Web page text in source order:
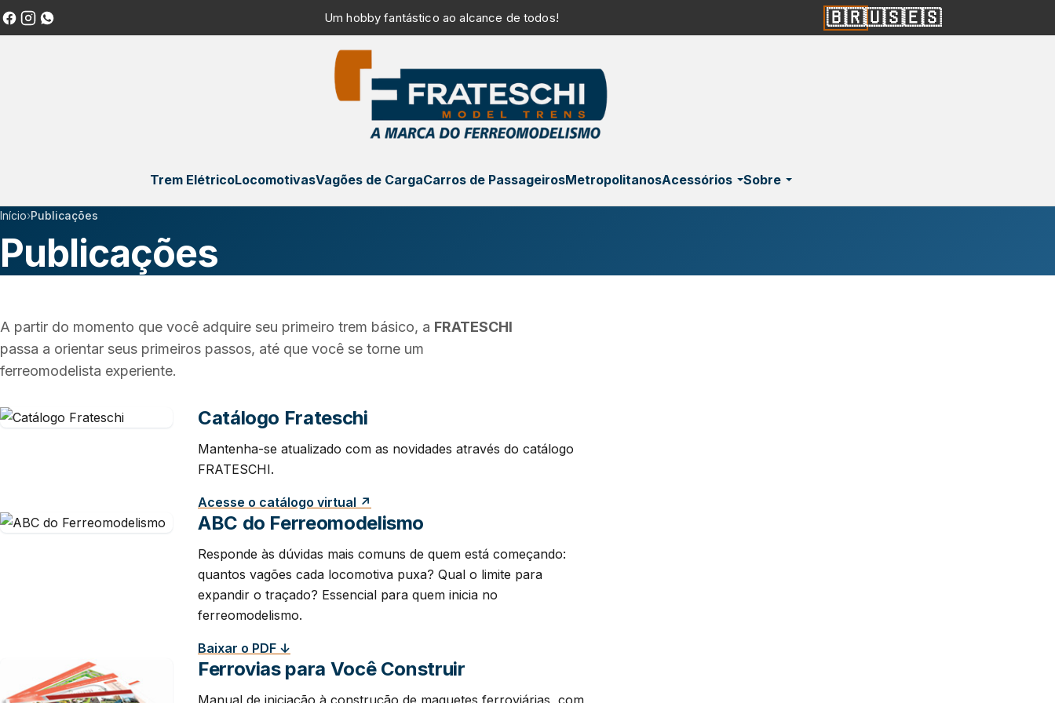
Um hobby fantástico ao alcance de todos! 🇧🇷🇺🇸🇪🇸
Trem ElétricoLocomotivasVagões de CargaCarros de PassageirosMetropolitanosAcessórios Sobre
Início›Publicações
Publicações
A partir do momento que você adquire seu primeiro trem básico, a FRATESCHI
passa a orientar seus primeiros passos, até que você se torne um
ferreomodelista experiente.
Catálogo Frateschi
Mantenha-se atualizado com as novidades através do catálogo
FRATESCHI.
Acesse o catálogo virtual ↗
ABC do Ferreomodelismo
Responde às dúvidas mais comuns de quem está começando:
quantos vagões cada locomotiva puxa? Qual o limite para
expandir o traçado? Essencial para quem inicia no
ferreomodelismo.
Baixar o PDF ↓
Ferrovias para Você Construir